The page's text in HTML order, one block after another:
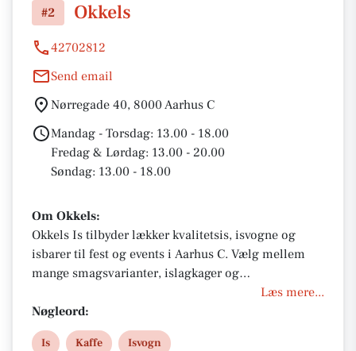
#2 Okkels
42702812
Send email
Nørregade 40, 8000 Aarhus C
Mandag - Torsdag: 13.00 - 18.00
Fredag & Lørdag: 13.00 - 20.00
Søndag: 13.00 - 18.00
Om Okkels:
Okkels Is tilbyder lækker kvalitetsis, isvogne og
isbarer til fest og events i Aarhus C. Vælg mellem
mange smagsvarianter, islagkager og
skræddersyede løsninger til dit arrengement. Perfekt
til enhver fest med nem booking, levering og fokus
på bæredygtighed og smagsoplevelser.
Læs mere...
Nøgleord:
Is Kaffe Isvogn